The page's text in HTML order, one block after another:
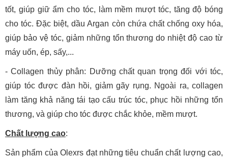
tốt, giúp giữ ẩm cho tóc, làm mềm mượt tóc, tăng độ bóng
cho tóc. Đặc biệt, dầu Argan còn chứa chất chống oxy hóa,
giúp bảo vệ tóc, giảm những tổn thương do nhiệt độ cao từ
máy uốn, ép, sấy,...
- Collagen thủy phân: Dưỡng chất quan trọng đối với tóc,
giúp tóc được đàn hồi, giảm gãy rụng. Ngoài ra, collagen
làm tăng khả năng tái tạo cấu trúc tóc, phục hồi những tổn
thương, và giúp cho tóc được chắc khỏe, mềm mượt.
Chất lượng cao:
Sản phẩm của Olexrs đạt những tiêu chuẩn chất lượng cao,